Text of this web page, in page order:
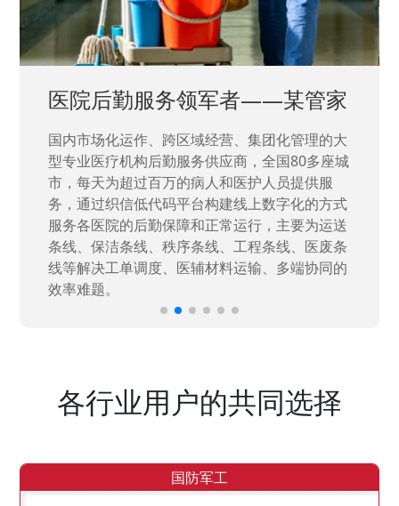
医院后勤服务领军者——某管家
国内市场化运作、跨区域经营、集团化管理的大
型专业医疗机构后勤服务供应商，全国80多座城
市，每天为超过百万的病人和医护人员提供服
务，通过织信低代码平台构建线上数字化的方式
服务各医院的后勤保障和正常运行，主要为运送
条线、保洁条线、秩序条线、工程条线、医废条
线等解决工单调度、医辅材料运输、多端协同的
效率难题。
各行业用户的共同选择
国防军工